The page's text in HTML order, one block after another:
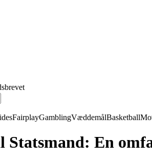
FairplayGamblingVæddemålBasketball
Statsmand: En